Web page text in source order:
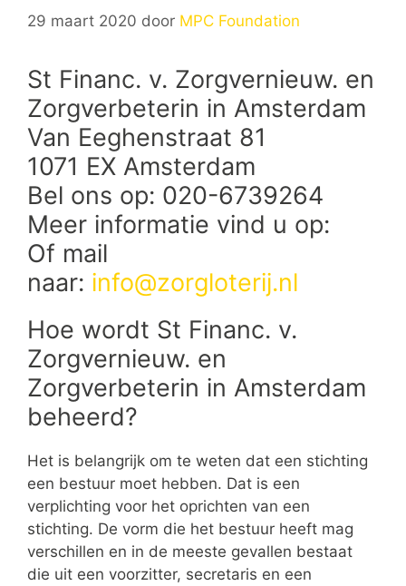
29 maart 2020 door MPC Foundation
St Financ. v. Zorgvernieuw. en
Zorgverbeterin in Amsterdam
Van Eeghenstraat 81
1071 EX Amsterdam
Bel ons op: 020-6739264
Meer informatie vind u op:
Of mail
naar: info@zorgloterij.nl
Hoe wordt St Financ. v.
Zorgvernieuw. en
Zorgverbeterin in Amsterdam
beheerd?
Het is belangrijk om te weten dat een stichting
een bestuur moet hebben. Dat is een
verplichting voor het oprichten van een
stichting. De vorm die het bestuur heeft mag
verschillen en in de meeste gevallen bestaat
die uit een voorzitter, secretaris en een